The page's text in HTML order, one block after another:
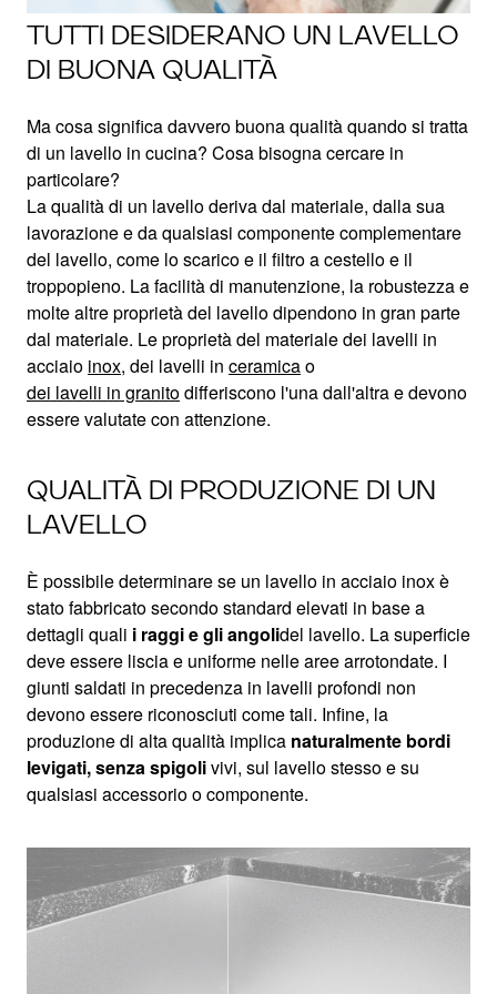
TUTTI DESIDERANO UN LAVELLO
DI BUONA QUALITÀ
Ma cosa significa davvero buona qualità quando si tratta
di un lavello in cucina? Cosa bisogna cercare in
particolare?
La qualità di un lavello deriva dal materiale, dalla sua
lavorazione e da qualsiasi componente complementare
del lavello, come lo scarico e il filtro a cestello e il
troppopieno. La facilità di manutenzione, la robustezza e
molte altre proprietà del lavello dipendono in gran parte
dal materiale. Le proprietà del materiale dei lavelli in
acciaio inox, dei lavelli in ceramicao
dei lavelli in granitodifferiscono l'una dall'altra e devono
essere valutate con attenzione.
QUALITÀ DI PRODUZIONE DI UN
LAVELLO
È possibile determinare se un lavello in acciaio inox è
stato fabbricato secondo standard elevati in base a
dettagli quali i raggi e gli angolidel lavello. La superficie
deve essere liscia e uniforme nelle aree arrotondate. I
giunti saldati in precedenza in lavelli profondi non
devono essere riconosciuti come tali. Infine, la
produzione di alta qualità implica naturalmente bordi
levigati, senza spigolivivi, sul lavello stesso e su
qualsiasi accessorio o componente.